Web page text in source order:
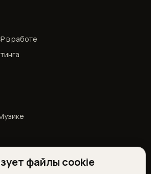
в работе
файлы cookie